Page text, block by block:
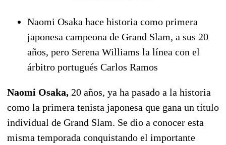
Naomi Osaka hace historia como primera
japonesa campeona de Grand Slam, a sus 20
años, pero Serena Williams la línea con el
árbitro portugués Carlos Ramos
Naomi Osaka, 20 años, ya ha pasado a la historia
como la primera tenista japonesa que gana un título
individual de Grand Slam. Se dio a conocer esta
misma temporada conquistando el importante